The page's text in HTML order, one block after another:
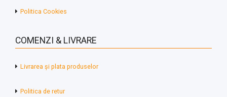
Politica Cookies
COMENZI & LIVRARE
Livrarea și plata produselor
Politica de retur